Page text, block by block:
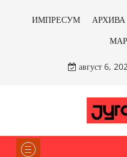
ИМПРЕСУМ АРХИВА
август 6,